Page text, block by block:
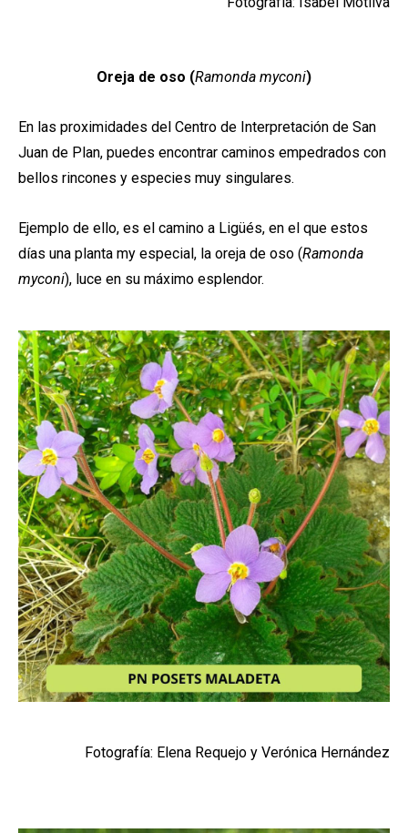
Oreja de oso (Ramonda myconi)
En las proximidades del Centro de Interpretación de San
Juan de Plan, puedes encontrar caminos empedrados con
bellos rincones y especies muy singulares.
Ejemplo de ello, es el camino a Ligüés, en el que estos
días una planta my especial, la oreja de oso (Ramonda
myconi), luce en su máximo esplendor.
Fotografía: Elena Requejo y Verónica Hernández